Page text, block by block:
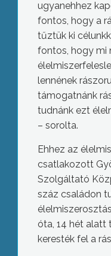
ugyanehhez
fontos, hogy a
tűztük ki
fontos, hogy mi
lennének
támogatnánk
tudnánk ezt
– sorolta.
Ehhez az
csatlakozott
Szolgáltató
száz családon
óta, 14 hét alatt
keresték fel a